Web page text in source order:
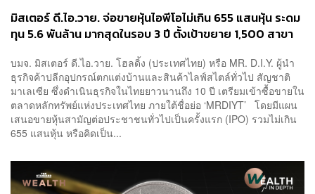
มิสเตอร์ ดี.ไอ.วาย. จ่อขายหุ้นไอพีโอไม่เกิน 655 แสนหุ้น ระดม
ทุน 5.6 พันล้าน มากสุดในรอบ 3 ปี ตั้งเป้าขยาย 1,500 สาขา
บมจ. มิสเตอร์ ดี.ไอ.วาย. โฮลดิ้ง (ประเทศไทย) หรือ MR. D.I.Y. ผู้นำ
ธุรกิจค้าปลีกอุปกรณ์ตกแต่งบ้านและสินค้าไลฟ์สไตล์ทั่วไป สัญชาติ
มาเลเซีย ซึ่งดำเนินธุรกิจในไทยยาวนานถึง 10 ปี เตรียมเข้าซื้อขายใน
ตลาดหลักทรัพย์แห่งประเทศไทย ภายใต้ชื่อย่อ ‘MRDIYT’ โดยมีแผน
เสนอขายหุ้นสามัญต่อประชาชนทั่วไปเป็นครั้งแรก (IPO) รวมไม่เกิน
655 แสนหุ้น หรือคิดเป็น...